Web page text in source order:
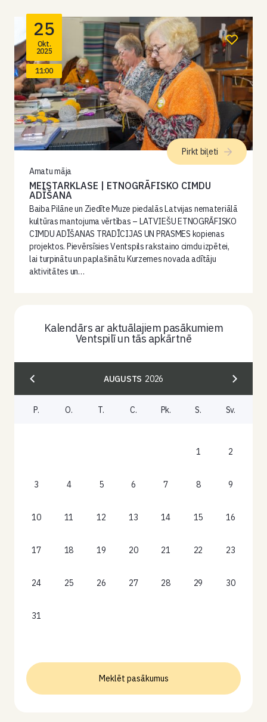
25
Okt.
2025
11:00
Amatu māja
MEISTARKLASE | ETNOGRĀFISKO CIMDU
ADĪŠANA
Baiba Pilāne un Ziedīte Muze piedalās Latvijas nemateriālā
kultūras mantojuma vērtības – LATVIEŠU ETNOGRĀFISKO
CIMDU ADĪŠANAS TRADĪCIJAS UN PRASMES kopienas
projektos. Pievērsīsies Ventspils rakstaino cimdu izpētei,
lai turpinātu un paplašinātu Kurzemes novada adītāju
aktivitātes un…
Pirkt biļeti
Kalendārs ar aktuālajiem pasākumiem
Ventspilī un tās apkārtnē
AUGUSTS 2026
P. O. T. C. Pk. S. Sv.
1 2
3 4 5 6 7 8 9
10 11 12 13 14 15 16
17 18 19 20 21 22 23
24 25 26 27 28 29 30
31
Meklēt pasākumus